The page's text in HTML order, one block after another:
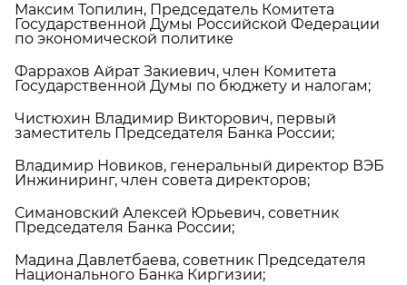
Максим Топилин, Председатель Комитета
Государственной Думы Российской Федерации
по экономической политике
Фаррахов Айрат Закиевич, член Комитета
Государственной Думы по бюджету и налогам;
Чистюхин Владимир Викторович, первый
заместитель Председателя Банка России;
Владимир Новиков, генеральный директор ВЭБ
Инжиниринг, член совета директоров;
Симановский Алексей Юрьевич, советник
Председателя Банка России;
Мадина Давлетбаева, советник Председателя
Национального Банка Киргизии;